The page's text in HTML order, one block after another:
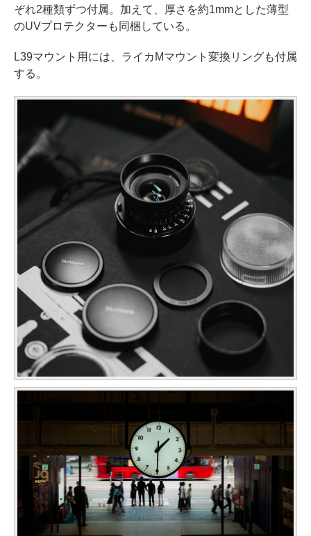
ぞれ2種類ずつ付属。加えて、厚さを約1mmとした薄型
のUVプロテクターも同梱している。
L39マウント用には、ライカMマウント変換リングも付属
する。